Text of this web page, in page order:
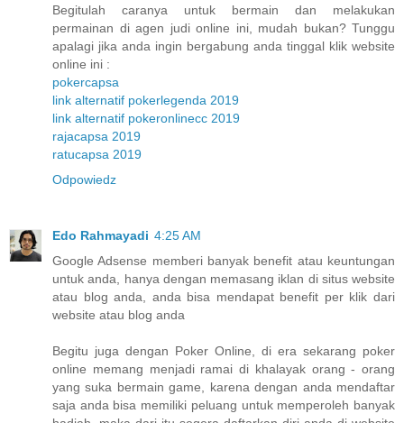
Begitulah caranya untuk bermain dan melakukan
permainan di agen judi online ini, mudah bukan? Tunggu
apalagi jika anda ingin bergabung anda tinggal klik website
online ini :
pokercapsa
link alternatif pokerlegenda 2019
link alternatif pokeronlinecc 2019
rajacapsa 2019
ratucapsa 2019
Odpowiedz
Edo Rahmayadi 4:25 AM
Google Adsense memberi banyak benefit atau keuntungan
untuk anda, hanya dengan memasang iklan di situs website
atau blog anda, anda bisa mendapat benefit per klik dari
website atau blog anda
Begitu juga dengan Poker Online, di era sekarang poker
online memang menjadi ramai di khalayak orang - orang
yang suka bermain game, karena dengan anda mendaftar
saja anda bisa memiliki peluang untuk memperoleh banyak